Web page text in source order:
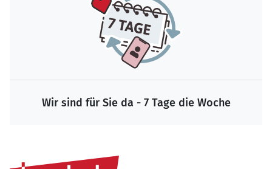
Wir sind für Sie da - 7 Tage die Woche